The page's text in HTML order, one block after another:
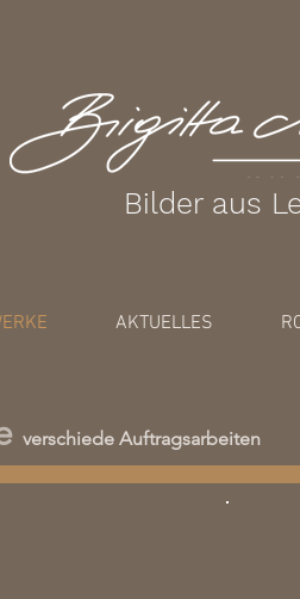
Bilder aus
AKTUELLES
verschiede Auftragsarbeiten